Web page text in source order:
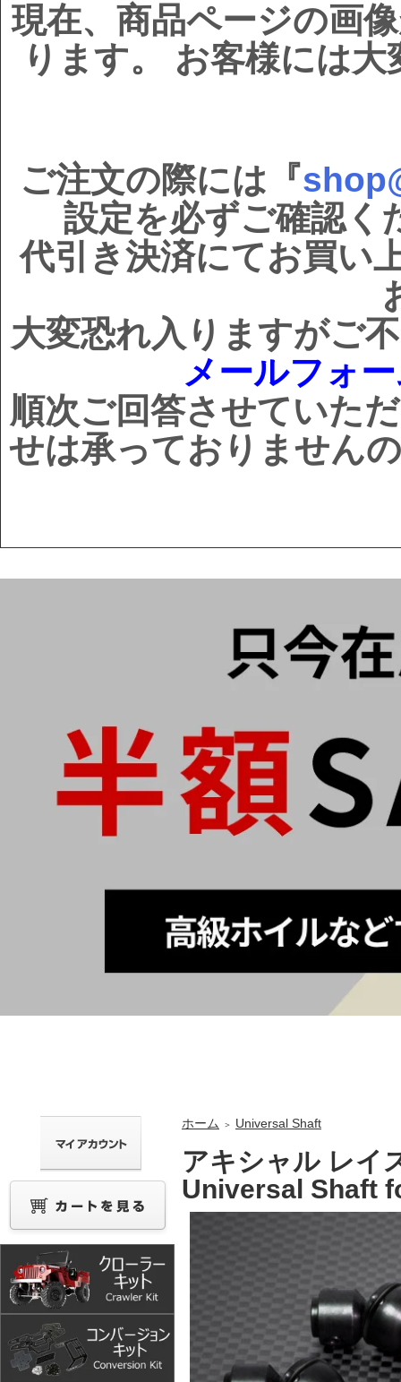
現在、商品ページの画
ります。 お客様には
ご注文の際には『
設定を必ずご確認く
代引き決済にてお買い
大変恐れ入りますがご
メールフォ
順次ご回答させていた
せは承っておりません
ホーム ＞ Universal Shaft
アキシャル レイ
Universal Shaft